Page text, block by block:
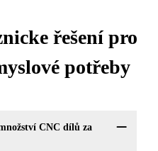
řešení pro
potřeby
CNC dílů za